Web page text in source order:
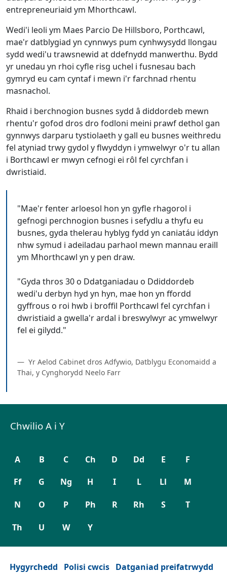
entrepreneuriaid ym Mhorthcawl.
Wedi'i leoli ym Maes Parcio De Hillsboro, Porthcawl,
mae'r datblygiad yn cynnwys pum cynhwysydd llongau
sydd wedi'u trawsnewid at ddefnydd manwerthu. Bydd
yr unedau yn rhoi cyfle risg uchel i fusnesau bach
gymryd eu cam cyntaf i mewn i'r farchnad rhentu
masnachol.
Rhaid i berchnogion busnes sydd â diddordeb mewn
rhentu'r gofod dros dro fodloni meini prawf dethol gan
gynnwys darparu tystiolaeth y gall eu busnes weithredu
fel atyniad trwy gydol y flwyddyn i ymwelwyr o'r tu allan
i Borthcawl er mwyn cefnogi ei rôl fel cyrchfan i
dwristiaid.
"Mae'r fenter arloesol hon yn gyfle rhagorol i
gefnogi perchnogion busnes i sefydlu a thyfu eu
busnes, gyda thelerau hyblyg fydd yn caniatáu iddyn
nhw symud i adeiladau parhaol mewn mannau eraill
ym Mhorthcawl yn y pen draw.
"Gyda thros 30 o Ddatganiadau o Ddiddordeb
wedi'u derbyn hyd yn hyn, mae hon yn ffordd
gyffrous o roi hwb i broffil Porthcawl fel cyrchfan i
dwristiaid a gwella'r ardal i breswylwyr ac ymwelwyr
fel ei gilydd."
Yr Aelod Cabinet dros Adfywio, Datblygu Economaidd a
Thai, y Cynghorydd Neelo Farr
Chwilio A i Y
A B C Ch D Dd E F
Ff G Ng H I L Ll M
N O P Ph R Rh S T
Th U W Y
Hygyrchedd Polisi cwcis Datganiad preifatrwydd